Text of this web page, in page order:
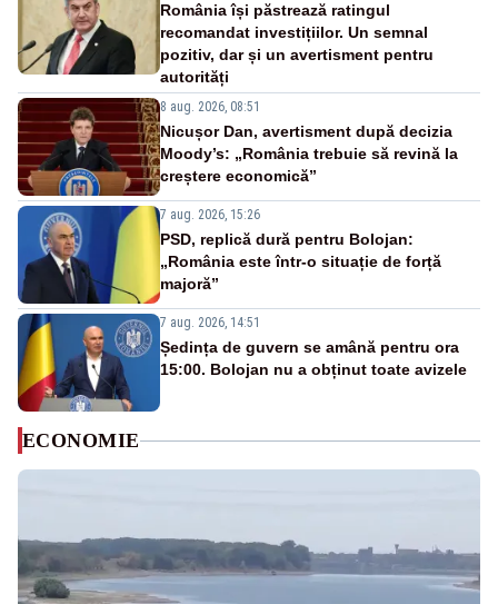
România își păstrează ratingul
recomandat investițiilor. Un semnal
pozitiv, dar și un avertisment pentru
autorități
8 aug. 2026, 08:51
Nicușor Dan, avertisment după decizia
Moody’s: „România trebuie să revină la
creștere economică”
7 aug. 2026, 15:26
PSD, replică dură pentru Bolojan:
„România este într-o situație de forță
majoră”
7 aug. 2026, 14:51
Ședința de guvern se amână pentru ora
15:00. Bolojan nu a obținut toate avizele
ECONOMIE